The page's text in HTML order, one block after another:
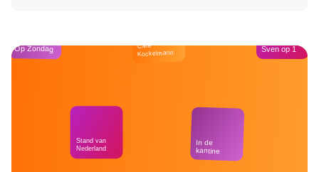
Op Zondag
Stand van
Nederland
Café
Kockelmann
In de
kantine
Sven op 1